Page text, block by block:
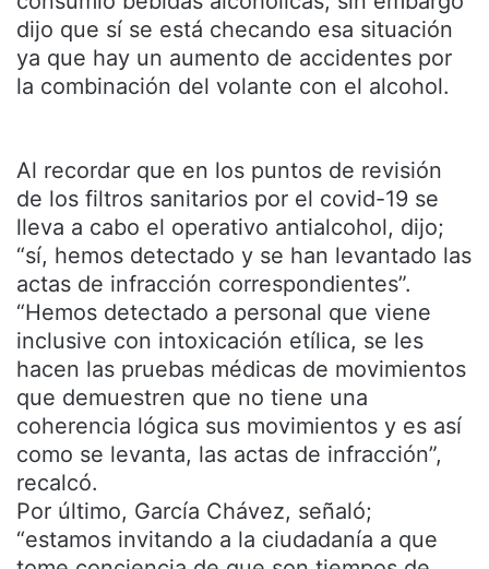
dijo que sí se está checando esa situación
ya que hay un aumento de accidentes por
la combinación del volante con el alcohol.
Al recordar que en los puntos de revisión
de los filtros sanitarios por el covid-19 se
lleva a cabo el operativo antialcohol, dijo;
“sí, hemos detectado y se han levantado las
actas de infracción correspondientes”.
“Hemos detectado a personal que viene
inclusive con intoxicación etílica, se les
hacen las pruebas médicas de movimientos
que demuestren que no tiene una
coherencia lógica sus movimientos y es así
como se levanta, las actas de infracción”,
recalcó.
Por último, García Chávez, señaló;
“estamos invitando a la ciudadanía a que